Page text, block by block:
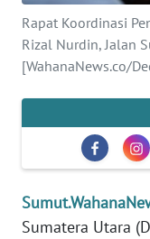
Rapat Koordinasi
Rizal Nurdin, Jalan
[WahanaNews.co/
Sumatera Utara
KONTAK
KAMI
IKLAN
TENTANG
KAMI